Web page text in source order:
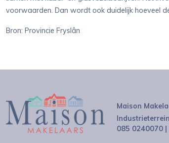
voorwaarden. Dan wordt ook duidelijk hoeveel
Bron: Provincie Fryslân
Maison
085 0240070 |